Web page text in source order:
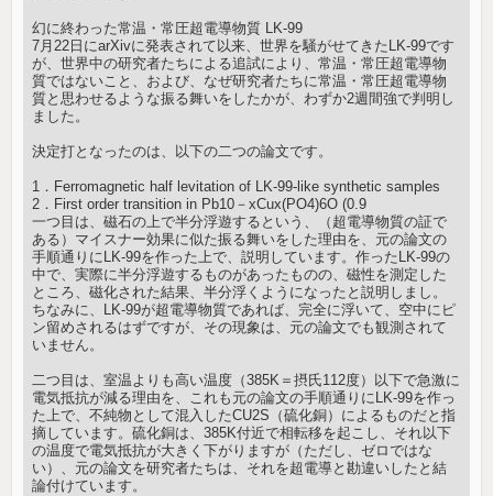
幻に終わった常温・常圧超電導物質 LK-99
7月22日にarXivに発表されて以来、世界を騒がせてきたLK-99です
が、世界中の研究者たちによる追試により、常温・常圧超電導物
質ではないこと、および、なぜ研究者たちに常温・常圧超電導物
質と思わせるような振る舞いをしたかが、わずか2週間強で判明し
ました。
決定打となったのは、以下の二つの論文です。
1．Ferromagnetic half levitation of LK-99-like synthetic samples
2．First order transition in Pb10－xCux(PO4)6O (0.9
一つ目は、磁石の上で半分浮遊するという、（超電導物質の証で
ある）マイスナー効果に似た振る舞いをした理由を、元の論文の
手順通りにLK-99を作った上で、説明しています。作ったLK-99の
中で、実際に半分浮遊するものがあったものの、磁性を測定した
ところ、磁化された結果、半分浮くようになったと説明しまし。
ちなみに、LK-99が超電導物質であれば、完全に浮いて、空中にピ
ン留めされるはずですが、その現象は、元の論文でも観測されて
いません。
二つ目は、室温よりも高い温度（385K＝摂氏112度）以下で急激に
電気抵抗が減る理由を、これも元の論文の手順通りにLK-99を作っ
た上で、不純物として混入したCU2S（硫化銅）によるものだと指
摘しています。硫化銅は、385K付近で相転移を起こし、それ以下
の温度で電気抵抗が大きく下がりますが（ただし、ゼロではな
い）、元の論文を研究者たちは、それを超電導と勘違いしたと結
論付けています。